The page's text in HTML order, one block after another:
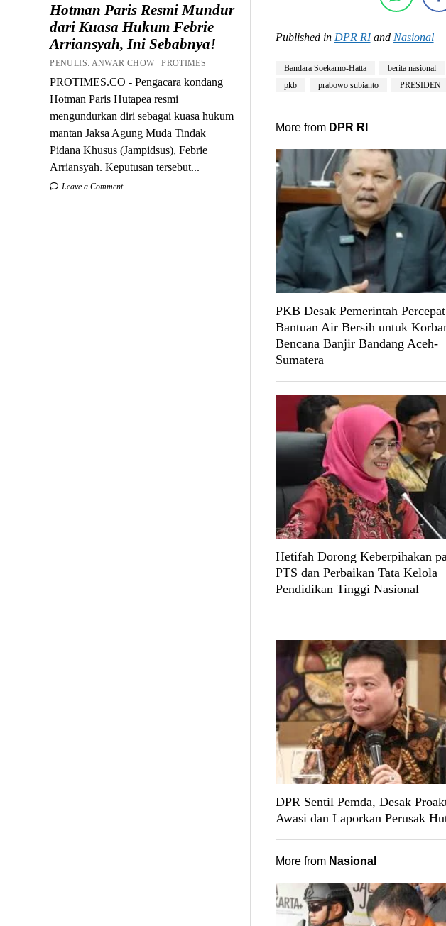
Hotman Paris Resmi Mundur
dari Kuasa Hukum Febrie
Arriansyah, Ini Sebabnya!
PENULIS: ANWAR CHOW PROTIMES
PROTIMES.CO - Pengacara kondang
Hotman Paris Hutapea resmi
mengundurkan diri sebagai kuasa hukum
mantan Jaksa Agung Muda Tindak
Pidana Khusus (Jampidsus), Febrie
Arriansyah. Keputusan tersebut...
Leave a Comment
Published in DPR RIand Nasional
Bandara Soekarno-Hatta berita nasional
pkb
prabowo subianto PRESIDEN
More from DPR RI
PKB Desak Pemerintah Percepat
Bantuan Air Bersih untuk
Bencana Banjir Bandang Aceh-
Sumatera
Hetifah Dorong Keberpihakan
PTS dan Perbaikan Tata Kelola
Pendidikan Tinggi Nasional
DPR Sentil Pemda, Desak
Awasi dan Laporkan Perusak
More from Nasional